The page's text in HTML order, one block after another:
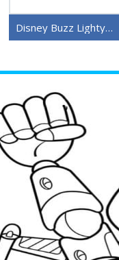
Disney Buzz Lightyear